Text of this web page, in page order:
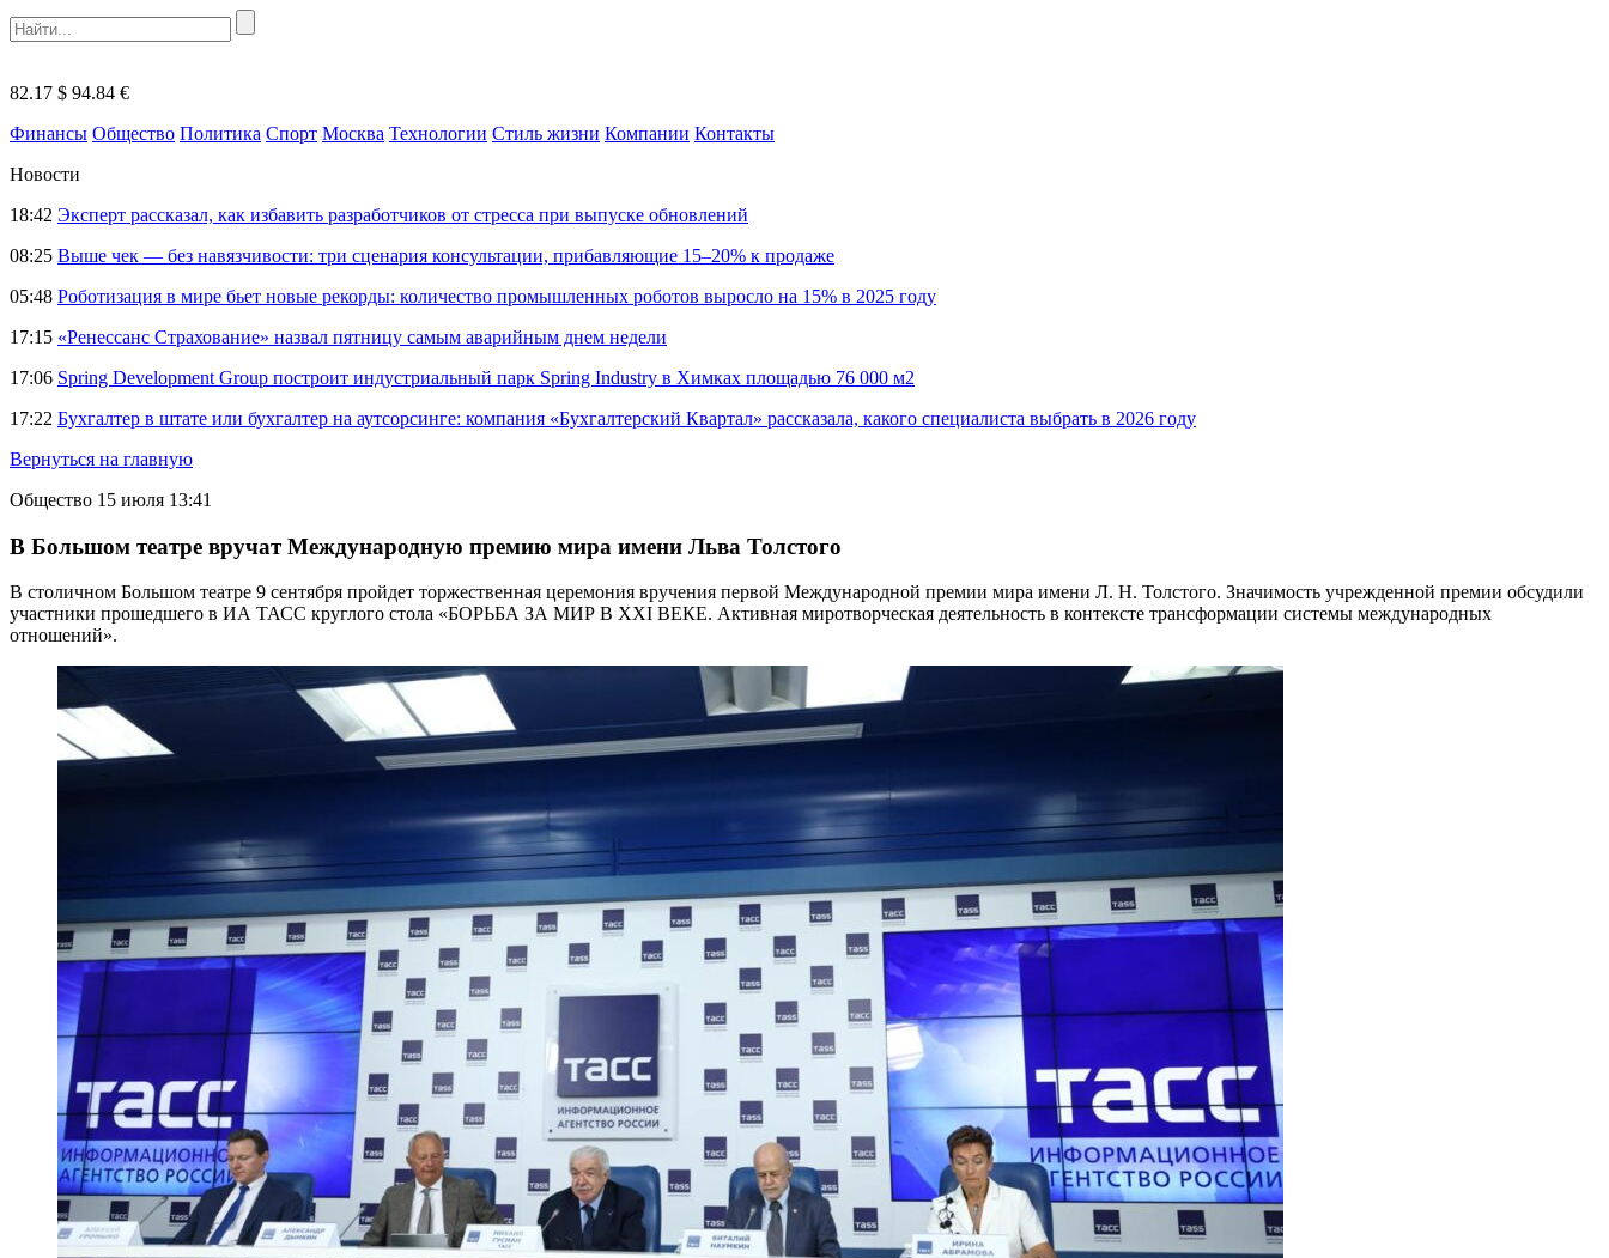
82.17 $ 94.84 €
Финансы Общество Политика Спорт Москва Технологии Стиль жизни Компании Контакты
Новости
18:42 Эксперт рассказал, как избавить разработчиков от стресса при выпуске обновлений
08:25 Выше чек — без навязчивости: три сценария консультации, прибавляющие 15–20% к продаже
05:48 Роботизация в мире бьет новые рекорды: количество промышленных роботов выросло на 15% в 2025 году
17:15 «Ренессанс Страхование» назвал пятницу самым аварийным днем недели
17:06 Spring Development Group построит индустриальный парк Spring Industry в Химках площадью 76 000 м2
17:22 Бухгалтер в штате или бухгалтер на аутсорсинге: компания «Бухгалтерский Квартал» рассказала, какого специалиста выбрать в 2026 году
Вернуться на главную
Общество 15 июля 13:41
В Большом театре вручат Международную премию мира имени Льва Толстого
В столичном Большом театре 9 сентября пройдет торжественная церемония вручения первой Международной премии мира имени Л. Н. Толстого. Значимость учрежденной премии обсудили
участники прошедшего в ИА ТАСС круглого стола «БОРЬБА ЗА МИР В XXI ВЕКЕ. Активная миротворческая деятельность в контексте трансформации системы международных
отношений».